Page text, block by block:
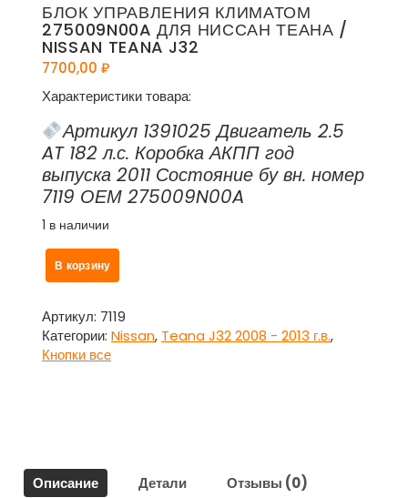
БЛОК УПРАВЛЕНИЯ КЛИМАТОМ
275009N00A ДЛЯ НИССАН ТЕАНА /
NISSAN TEANA J32
7700,00 ₽
Характеристики товара:
Артикул 1391025 Двигатель 2.5
AT 182 л.с. Коробка АКПП год
выпуска 2011 Состояние бу вн. номер
7119 ОЕМ 275009N00A
1 в наличии
Количество
товара
управления
климатом
275009N00A
Teana
J32
В корзину
Артикул: 7119
Категории: Nissan, Teana J32 2008 - 2013 г.в.,
Кнопки все
Описание Детали Отзывы (0)